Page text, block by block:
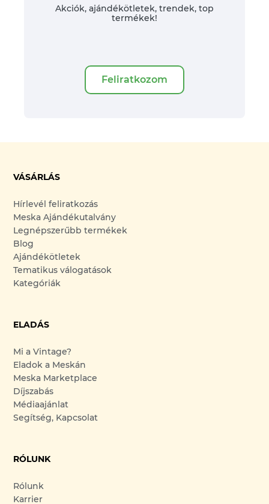
Akciók, ajándékötletek, trendek, top
termékek!
Feliratkozom
VÁSÁRLÁS
Hírlevél feliratkozás
Meska Ajándékutalvány
Legnépszerűbb termékek
Blog
Ajándékötletek
Tematikus válogatások
Kategóriák
ELADÁS
Mi a Vintage?
Eladok a Meskán
Meska Marketplace
Díjszabás
Médiaajánlat
Segítség, Kapcsolat
RÓLUNK
Rólunk
Karrier